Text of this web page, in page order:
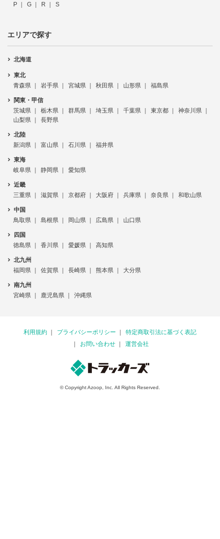
P
G R S
エリアで探す
北海道
東北
青森県
岩手県 宮城県 秋田県 山形県 福島県
関東・甲信
茨城県
栃木県 群馬県 埼玉県 千葉県 東京都
神奈川県
山梨県
長野県
北陸
新潟県
富山県 石川県 福井県
東海
岐阜県
静岡県 愛知県
近畿
三重県
滋賀県 京都府 大阪府 兵庫県 奈良県 和歌山県
中国
鳥取県
島根県 岡山県 広島県 山口県
四国
徳島県
香川県 愛媛県 高知県
北九州
福岡県
佐賀県 長崎県 熊本県 大分県
南九州
宮崎県
鹿児島県 沖縄県
利用規約 プライバシーポリシー
特定商取引法に基づく表記
お問い合わせ
運営会社
© Copyright Azoop, Inc. All Rights Reserved.